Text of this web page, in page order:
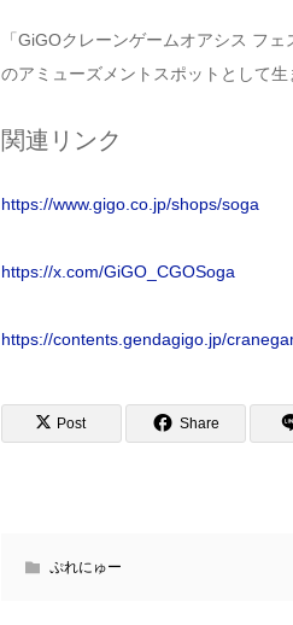
「GiGOクレーンゲームオアシス フ
のアミューズメントスポットとして生
関連リンク
https://www.gigo.co.jp/shops/soga
https://x.com/GiGO_CGOSoga
https://contents.gendagigo.jp/
Post Share
ぷれにゅー